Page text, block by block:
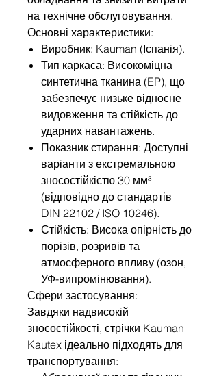
на технічне обслуговування.
Основні характеристики:
Виробник: Kauman (Іспанія).
Тип каркаса: Високоміцна
синтетична тканина (EP), що
забезпечує низьке відносне
видовження та стійкість до
ударних навантажень.
Показник стирання: Доступні
варіанти з екстремальною
зносостійкістю 30 мм³
(відповідно до стандартів
DIN 22102 / ISO 10246).
Стійкість: Висока опірність до
порізів, розривів та
атмосферного впливу (озон,
УФ-випромінювання).
Сфери застосування:
Завдяки надвисокій
зносостійкості, стрічки Kauman
Kautex ідеально підходять для
транспортування: